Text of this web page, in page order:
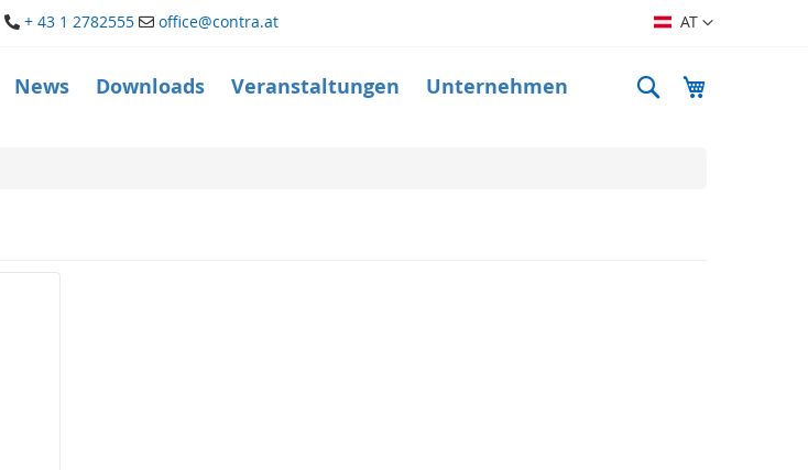
+ 43 1 2782555 office@contra.at Sprache
AT
News Downloads Veranstaltungen Unternehmen Suche